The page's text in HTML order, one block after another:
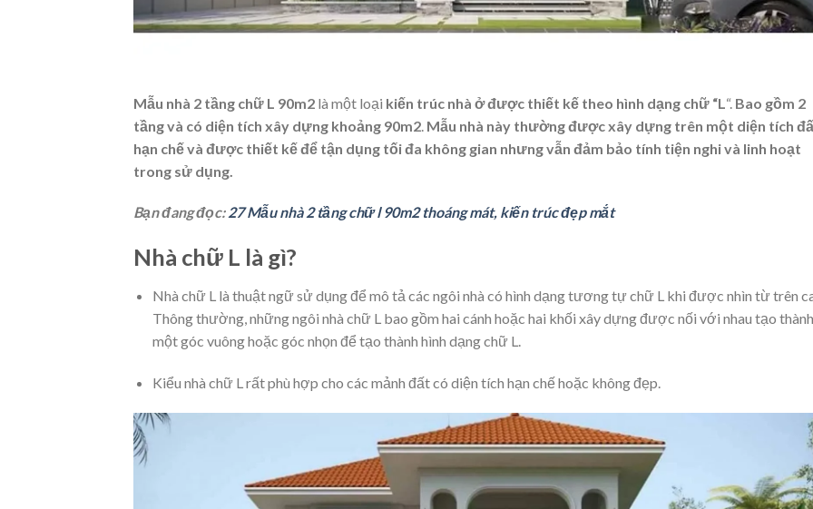
Mẫu nhà 2 tầng chữ L 90m2 là một loại kiến trúc nhà ở được thiết kế theo hình dạng chữ “L “. Bao gồm 2
tầng và có diện tích xây dựng khoảng 90m2 Mẫu nhà này thường được xây dựng trên một diện tích
hạn chế và được thiết kế để tận dụng tối đa không gian nhưng vẫn đảm bảo tính tiện nghi và linh hoạt
trong sử dụng.
Bạn đang đọc:27 Mẫu nhà 2 tầng chữ l 90m2 thoáng mát, kiến trúc đẹp mắt
Nhà chữ L là gì?
Nhà chữ L là thuật ngữ sử dụng để mô tả các ngôi nhà có hình dạng tương tự chữ L khi được nhìn từ trên
Thông thường, những ngôi nhà chữ L bao gồm hai cánh hoặc hai khối xây dựng được nối với nhau tạo thành
một góc vuông hoặc góc nhọn để tạo thành hình dạng chữ L.
Kiểu nhà chữ L rất phù hợp cho các mảnh đất có diện tích hạn chế hoặc không đẹp.